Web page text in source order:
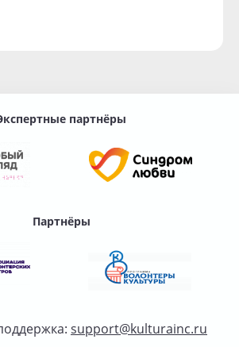
партнёры
Партнёры
support@kulturainc.ru